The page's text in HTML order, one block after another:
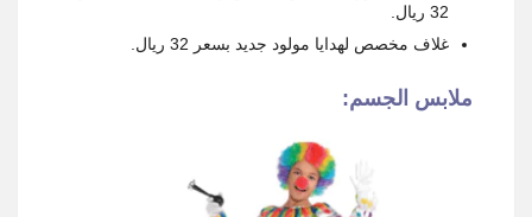
32 ريال.
غلاف مخصص لهدايا مولود جديد بسعر 32 ريال.
ملابس الجسم: